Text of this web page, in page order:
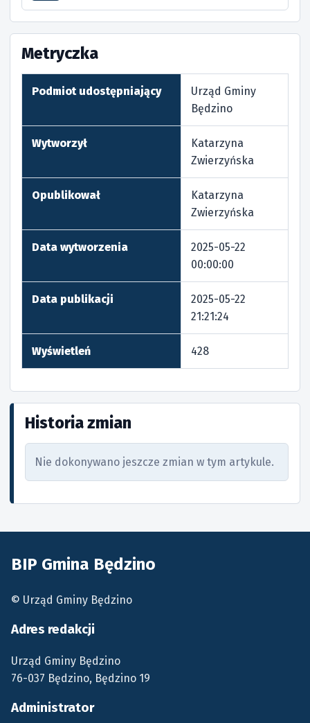
Metryczka
Podmiot udostępniający
Urząd Gminy
Będzino
Wytworzył
Katarzyna
Zwierzyńska
Opublikował
Katarzyna
Zwierzyńska
Data wytworzenia
2025-05-22
00:00:00
Data publikacji
2025-05-22
21:21:24
Wyświetleń 428
Historia zmian
Nie dokonywano jeszcze zmian w tym artykule.
BIP Gmina Będzino
© Urząd Gminy Będzino
Adres redakcji
Urząd Gminy Będzino
76-037 Będzino, Będzino 19
Administrator